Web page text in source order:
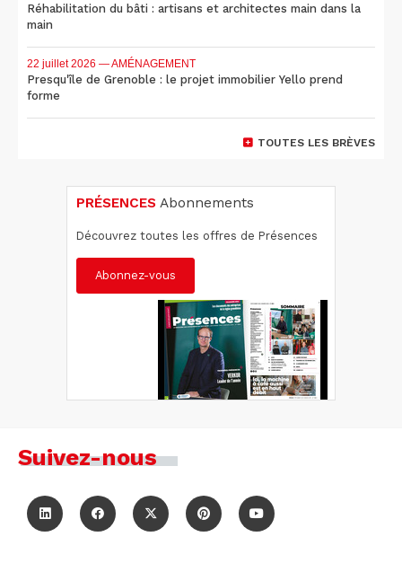
Réhabilitation du bâti : artisans et architectes main dans la
main
22 juillet 2026 — AMÉNAGEMENT
Presqu'île de Grenoble : le projet immobilier Yello prend
forme
TOUTES LES BRÈVES
PRÉSENCES Abonnements
Découvrez toutes les offres de Présences
Abonnez-vous
Suivez-nous